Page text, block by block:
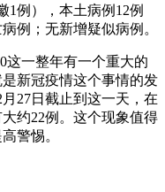
1例），本土病例12例
例；无新增疑似病例。
这一整年有一个重大的
新冠疫情这个事情的发
27日截止到这一天，在
约22例。这个现象值得
警惕。